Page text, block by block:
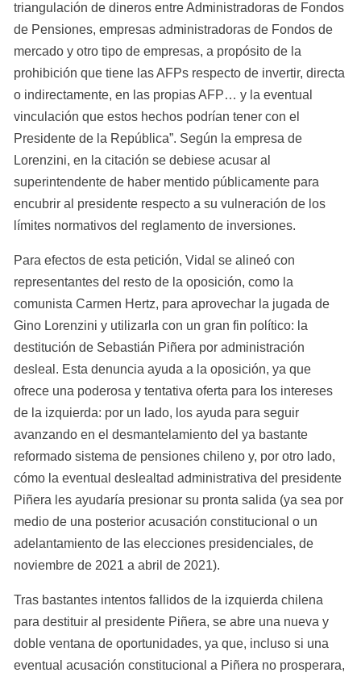
triangulación de dineros entre Administradoras de Fondos
de Pensiones, empresas administradoras de Fondos de
mercado y otro tipo de empresas, a propósito de la
prohibición que tiene las AFPs respecto de invertir, directa
o indirectamente, en las propias AFP… y la eventual
vinculación que estos hechos podrían tener con el
Presidente de la República”. Según la empresa de
Lorenzini, en la citación se debiese acusar al
superintendente de haber mentido públicamente para
encubrir al presidente respecto a su vulneración de los
límites normativos del reglamento de inversiones.
Para efectos de esta petición, Vidal se alineó con
representantes del resto de la oposición, como la
comunista Carmen Hertz, para aprovechar la jugada de
Gino Lorenzini y utilizarla con un gran fin político: la
destitución de Sebastián Piñera por administración
desleal. Esta denuncia ayuda a la oposición, ya que
ofrece una poderosa y tentativa oferta para los intereses
de la izquierda: por un lado, los ayuda para seguir
avanzando en el desmantelamiento del ya bastante
reformado sistema de pensiones chileno y, por otro lado,
cómo la eventual deslealtad administrativa del presidente
Piñera les ayudaría presionar su pronta salida (ya sea por
medio de una posterior acusación constitucional o un
adelantamiento de las elecciones presidenciales, de
noviembre de 2021 a abril de 2021).
Tras bastantes intentos fallidos de la izquierda chilena
para destituir al presidente Piñera, se abre una nueva y
doble ventana de oportunidades, ya que, incluso si una
eventual acusación constitucional a Piñera no prosperara,